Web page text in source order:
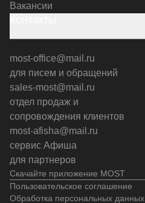
Скачайте приложение MOST
Вакансии
most-office@mail.ru
для писем и обращений
sales-most@mail.ru
отдел продаж и
сопровождения клиентов
most-afisha@mail.ru
сервис Афиша
для партнеров
Пользовательское соглашение
Обработка персональных данных